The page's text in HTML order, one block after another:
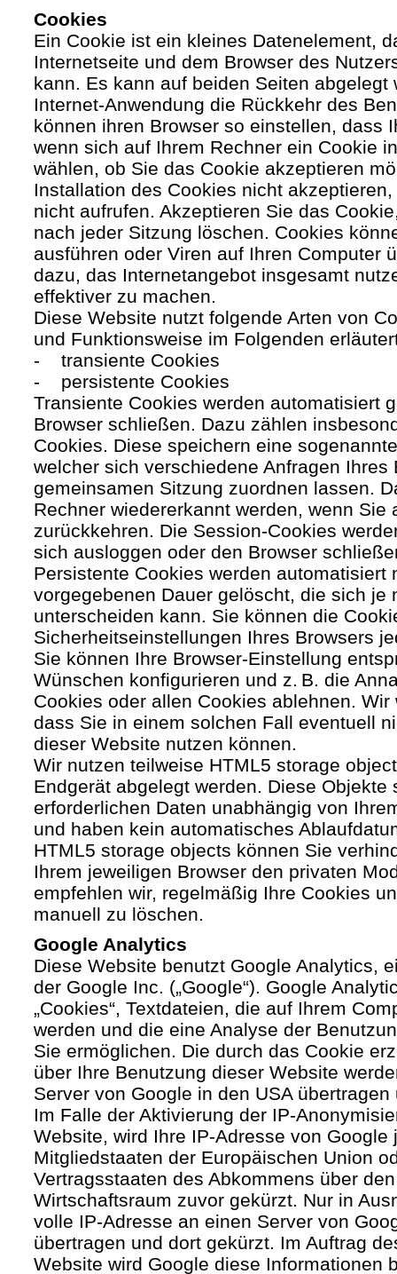
Cookies
Ein Cookie ist ein kleines Datenelement,
Internetseite und dem Browser des
kann. Es kann auf beiden Seiten abgelegt
Internet-Anwendung die Rückkehr des
können ihren Browser so einstellen, dass
wenn sich auf Ihrem Rechner ein Cookie
wählen, ob Sie das Cookie akzeptieren
Installation des Cookies nicht
nicht aufrufen. Akzeptieren Sie das
nach jeder Sitzung löschen. Cookies
ausführen oder Viren auf Ihren Computer
dazu, das Internetangebot insgesamt
effektiver zu machen.
Diese Website nutzt folgende Arten von
und Funktionsweise im Folgenden
- transiente Cookies
- persistente Cookies
Transiente Cookies werden automatisiert
Browser schließen. Dazu zählen
Cookies. Diese speichern eine
welcher sich verschiedene Anfragen Ihres
gemeinsamen Sitzung zuordnen lassen.
Rechner wiedererkannt werden, wenn Sie
zurückkehren. Die Session-Cookies
sich ausloggen oder den Browser
Persistente Cookies werden automatisiert
vorgegebenen Dauer gelöscht, die sich je
unterscheiden kann. Sie können die
Sicherheitseinstellungen Ihres Browsers
Sie können Ihre Browser-Einstellung
Wünschen konfigurieren und z. B. die
Cookies oder allen Cookies ablehnen.
dass Sie in einem solchen Fall eventuell
dieser Website nutzen können.
Wir nutzen teilweise HTML5 storage
Endgerät abgelegt werden. Diese Objekte
erforderlichen Daten unabhängig von
und haben kein automatisches
HTML5 storage objects können Sie
Ihrem jeweiligen Browser den privaten
empfehlen wir, regelmäßig Ihre Cookies
manuell zu löschen.
Google Analytics
Diese Website benutzt Google Analytics,
der Google Inc. („Google“). Google
„Cookies“, Textdateien, die auf Ihrem
werden und die eine Analyse der
Sie ermöglichen. Die durch das Cookie
über Ihre Benutzung dieser Website
Server von Google in den USA
Im Falle der Aktivierung der IP-
Website, wird Ihre IP-Adresse von Google
Mitgliedstaaten der Europäischen Union
Vertragsstaaten des Abkommens über
Wirtschaftsraum zuvor gekürzt. Nur in
volle IP-Adresse an einen Server von
übertragen und dort gekürzt. Im Auftrag
Website wird Google diese Informationen